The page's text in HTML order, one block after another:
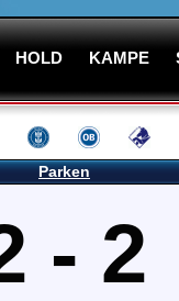
HOLD KAMPE
Parken
- 2